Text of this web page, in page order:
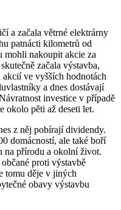
a začala větrné elektrárny
patnácti kilometrů od
mohli nakoupit akcie za
začala výstavba,
ve vyšších hodnotách
a dnes dostávají
investice v případě
okolo pěti až deseti let.
z něj pobírají dividendy.
domácností, ale také boří
na přírodu a okolní život.
proti výstavbě
tomu děje v jiných
obavy výstavbu